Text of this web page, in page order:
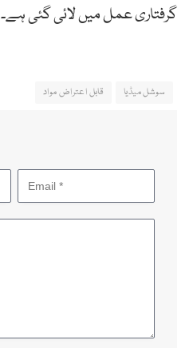
گرفتاری عمل میں لائی گئی ہے۔
سوشل میڈیا قابل اعتراض مواد